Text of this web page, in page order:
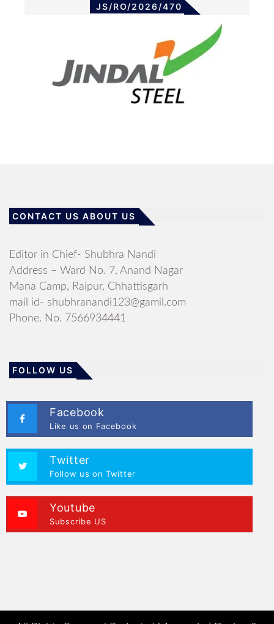
JS/RO/2026/470
CONTACT US ABOUT US
Editor in Chief- Shubhra Nandi
Address – Ward No. 7, Anand Nagar
Mana Camp, Raipur, Chhattisgarh
mail id- shubhranandi123@gamil.com
Phone. No. 7566934441
FOLLOW US
Facebook
Like us on Facebook
Twitter
Follow us on Twitter
Youtube
Subscribe US